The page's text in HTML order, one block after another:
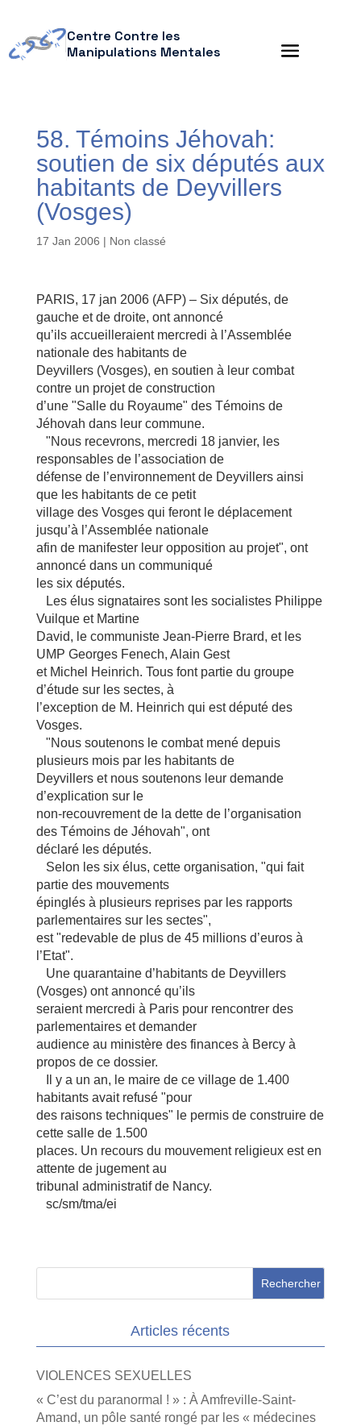
Centre Contre les
Manipulations Mentales
58. Témoins Jéhovah:
soutien de six députés aux
habitants de Deyvillers
(Vosges)
17 Jan 2006 | Non classé
PARIS, 17 jan 2006 (AFP) – Six députés, de
gauche et de droite, ont annoncé
qu’ils accueilleraient mercredi à l’Assemblée
nationale des habitants de
Deyvillers (Vosges), en soutien à leur combat
contre un projet de construction
d’une "Salle du Royaume" des Témoins de
Jéhovah dans leur commune.
"Nous recevrons, mercredi 18 janvier, les
responsables de l’association de
défense de l’environnement de Deyvillers ainsi
que les habitants de ce petit
village des Vosges qui feront le déplacement
jusqu’à l’Assemblée nationale
afin de manifester leur opposition au projet", ont
annoncé dans un communiqué
les six députés.
Les élus signataires sont les socialistes Philippe
Vuilque et Martine
David, le communiste Jean-Pierre Brard, et les
UMP Georges Fenech, Alain Gest
et Michel Heinrich. Tous font partie du groupe
d’étude sur les sectes, à
l’exception de M. Heinrich qui est député des
Vosges.
"Nous soutenons le combat mené depuis
plusieurs mois par les habitants de
Deyvillers et nous soutenons leur demande
d’explication sur le
non-recouvrement de la dette de l’organisation
des Témoins de Jéhovah", ont
déclaré les députés.
Selon les six élus, cette organisation, "qui fait
partie des mouvements
épinglés à plusieurs reprises par les rapports
parlementaires sur les sectes",
est "redevable de plus de 45 millions d’euros à
l’Etat".
Une quarantaine d’habitants de Deyvillers
(Vosges) ont annoncé qu’ils
seraient mercredi à Paris pour rencontrer des
parlementaires et demander
audience au ministère des finances à Bercy à
propos de ce dossier.
Il y a un an, le maire de ce village de 1.400
habitants avait refusé "pour
des raisons techniques" le permis de construire de
cette salle de 1.500
places. Un recours du mouvement religieux est en
attente de jugement au
tribunal administratif de Nancy.
sc/sm/tma/ei
Articles récents
VIOLENCES SEXUELLES
« C’est du paranormal ! » : À Amfreville-Saint-
Amand, un pôle santé rongé par les « médecines